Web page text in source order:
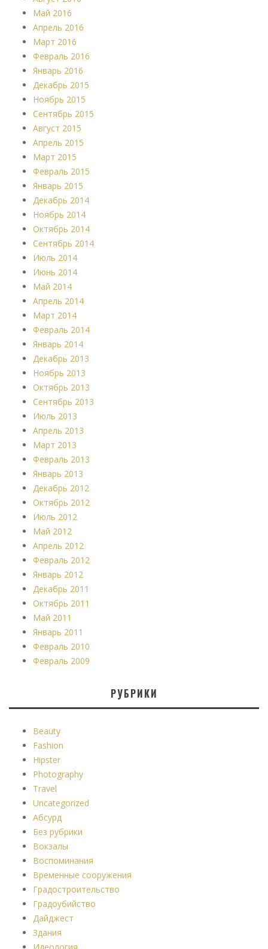
Май 2016
Апрель 2016
Март 2016
Февраль 2016
Январь 2016
Декабрь 2015
Ноябрь 2015
Сентябрь 2015
Август 2015
Апрель 2015
Март 2015
Февраль 2015
Январь 2015
Декабрь 2014
Ноябрь 2014
Октябрь 2014
Сентябрь 2014
Июль 2014
Июнь 2014
Май 2014
Апрель 2014
Март 2014
Февраль 2014
Январь 2014
Декабрь 2013
Ноябрь 2013
Октябрь 2013
Сентябрь 2013
Июль 2013
Апрель 2013
Март 2013
Февраль 2013
Январь 2013
Декабрь 2012
Октябрь 2012
Июль 2012
Май 2012
Апрель 2012
Февраль 2012
Январь 2012
Декабрь 2011
Октябрь 2011
Май 2011
Январь 2011
Февраль 2010
Февраль 2009
РУБРИКИ
Beauty
Fashion
Hipster
Photography
Travel
Uncategorized
Абсурд
Без рубрики
Вокзалы
Воспоминания
Временные сооружения
Градостроительство
Градоубийство
Дайджест
Здания